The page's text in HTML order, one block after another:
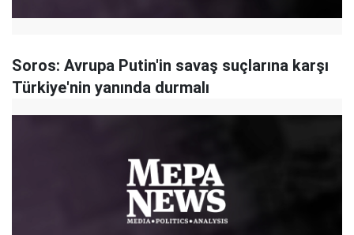
Soros: Avrupa Putin'in savaş suçlarına karşı
Türkiye'nin yanında durmalı